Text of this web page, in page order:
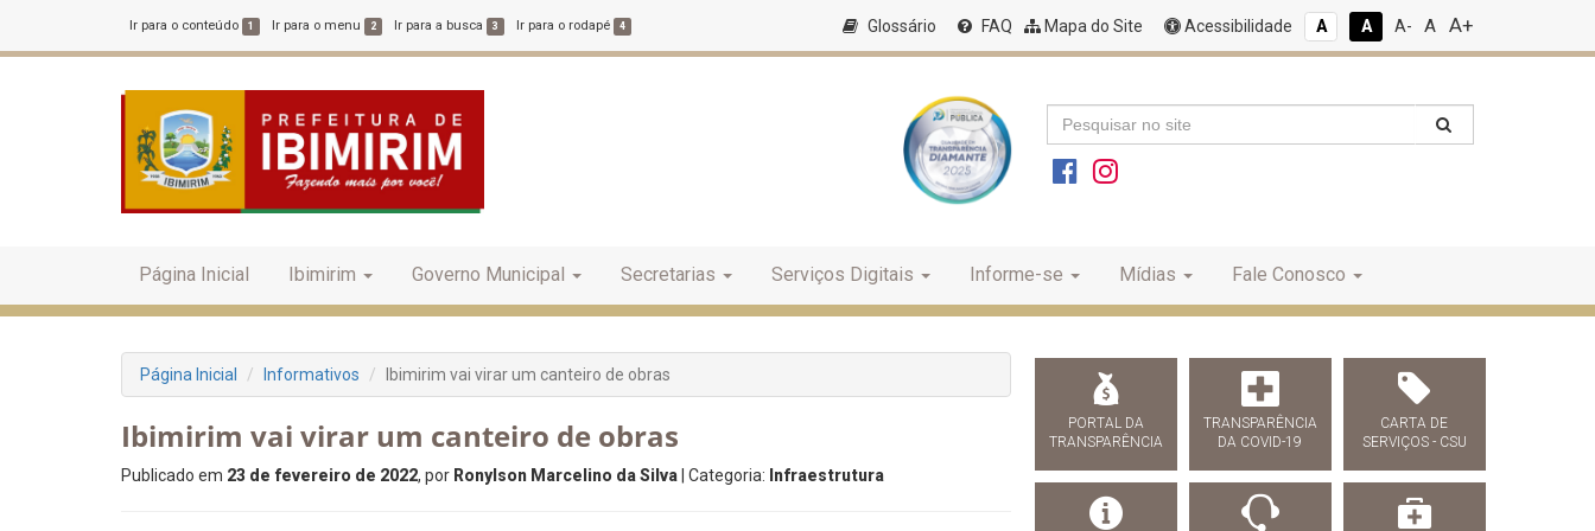
Ir para o conteúdo 1 Ir para o menu 2 Ir para a busca 3 Ir para o rodapé 4 Glossário FAQ Mapa do Site Acessibilidade A A A- A A+
Página Inicial Ibimirim Governo Municipal Secretarias Serviços Digitais Informe-se Mídias Fale Conosco
Página Inicial Informativos Ibimirim vai virar um canteiro de obras
Ibimirim vai virar um canteiro de obras
Publicado em 23 de fevereiro de 2022, por Ronylson Marcelino da Silva | Categoria: Infraestrutura
PORTAL DA
TRANSPARÊNCIA
TRANSPARÊNCIA
DA COVID-19
CARTA DE
SERVIÇOS - CSU